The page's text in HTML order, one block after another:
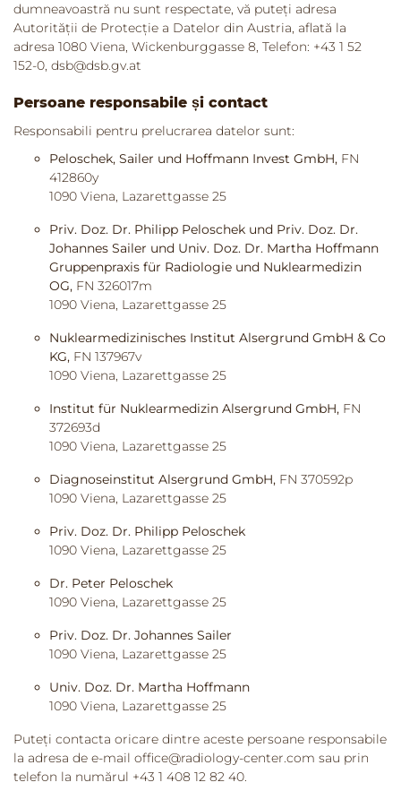
dumneavoastră nu sunt respectate, vă puteți adresa
Autorității de Protecție a Datelor din Austria, aflată la
adresa 1080 Viena, Wickenburggasse 8, Telefon: +43 1 52
152-0, dsb@dsb.gv.at
Persoane responsabile și contact
Responsabili pentru prelucrarea datelor sunt:
Peloschek, Sailer und Hoffmann Invest GmbH, FN
412860y
1090 Viena, Lazarettgasse 25
Priv. Doz. Dr. Philipp Peloschek und Priv. Doz. Dr.
Johannes Sailer und Univ. Doz. Dr. Martha Hoffmann
Gruppenpraxis für Radiologie und Nuklearmedizin
OG, FN 326017m
1090 Viena, Lazarettgasse 25
Nuklearmedizinisches Institut Alsergrund GmbH & Co
KG, FN 137967v
1090 Viena, Lazarettgasse 25
Institut für Nuklearmedizin Alsergrund GmbH, FN
372693d
1090 Viena, Lazarettgasse 25
Diagnoseinstitut Alsergrund GmbH, FN 370592p
1090 Viena, Lazarettgasse 25
Priv. Doz. Dr. Philipp Peloschek
1090 Viena, Lazarettgasse 25
Dr. Peter Peloschek
1090 Viena, Lazarettgasse 25
Priv. Doz. Dr. Johannes Sailer
1090 Viena, Lazarettgasse 25
Univ. Doz. Dr. Martha Hoffmann
1090 Viena, Lazarettgasse 25
Puteți contacta oricare dintre aceste persoane responsabile
la adresa de e-mail office@radiology-center.com sau prin
telefon la numărul +43 1 408 12 82 40.